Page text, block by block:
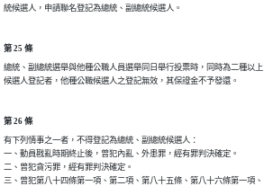
統候選人，申請聯名登記為總統、副總統候選人。
第 25 條
總統、副總統選舉與他種公職人員選舉同日舉行投票時，同時為二種以上
候選人登記者，他種公職候選人之登記無效，其保證金不予發還。
第 26 條
有下列情事之一者，不得登記為總統、副總統候選人：
一、動員戡亂時期終止後，曾犯內亂、外患罪，經有罪判決確定。
二、曾犯貪污罪，經有罪判決確定。
三、曾犯第八十四條第一項、第二項、第八十五條、第八十六條第一項、